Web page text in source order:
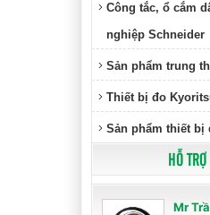
Công tắc, ổ cắm
nghiệp Schneider
Sản phẩm trung
Thiết bị đo
Sản phẩm thiết bị
HỖ
Mr